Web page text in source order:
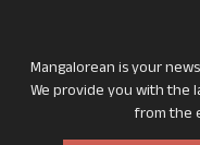
Mangalorean is your
We provide you with the
from the